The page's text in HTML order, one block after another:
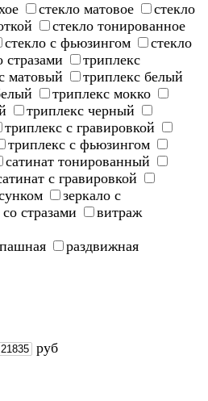
стекло матовое
стекло
стекло тонированное
стекло с фьюзингом
стекло
стразами
триплекс
матовый
триплекс белый
триплекс мокко
триплекс черный
триплекс с гравировкой
триплекс с фьюзингом
сатинат тонированный
с гравировкой
зеркало с
стразами
витраж
раздвижная
руб